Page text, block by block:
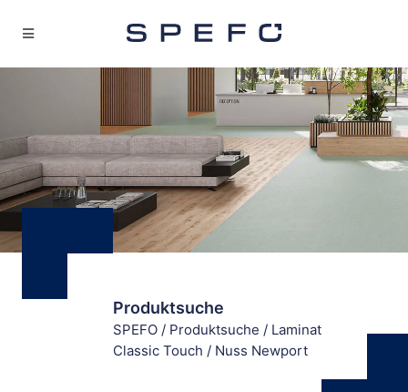
Produktsuche
SPEFO / Produktsuche / Laminat
Classic Touch / Nuss Newport